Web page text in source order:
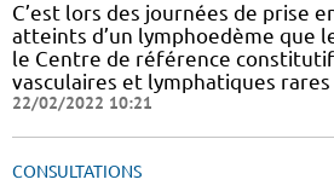
C’est lors des journées de prise
atteints d’un lymphoedème que
le Centre de référence
vasculaires et lymphatiques rares
22/02/2022 10:21
CONSULTATIONS